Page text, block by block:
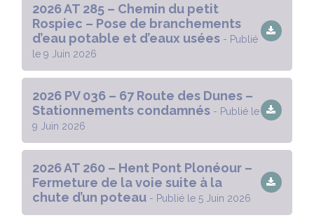
2026 AT 285 – Chemin du petit
Rospiec – Pose de branchements
d’eau potable et d’eaux usées - Publié
le 9 Juin 2026
2026 PV 036 – 67 Route des Dunes –
Stationnements condamnés - Publié le
9 Juin 2026
2026 AT 260 – Hent Pont Plonéour –
Fermeture de la voie suite à la
chute d’un poteau - Publié le 5 Juin 2026